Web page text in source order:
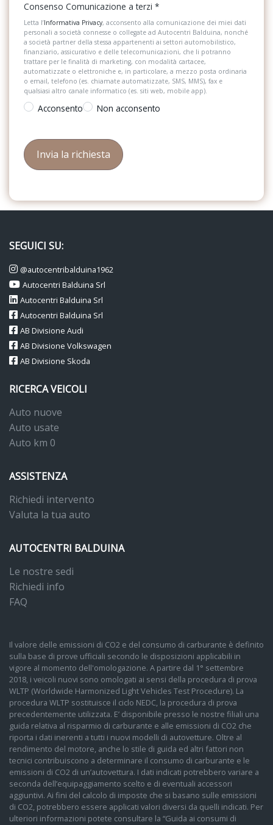
Consenso Comunicazione a terzi *
Letta l’Informativa Privacy, acconsento alla comunicazione dei miei dati
personali a società connesse o collegate ad Autocentri Balduina, nonché
a società partner della stessa appartenenti ai settori automobilistico,
finanziario, assicurativo e delle telecomunicazioni, che li potranno
trattare per le finalità di marketing, con modalità cartacee,
automatizzate o elettroniche e, in particolare, a mezzo posta ordinaria
o email, telefono (es. chiamate automatizzate, SMS, MMS), fax e
qualsiasi altro canale informatico (es. siti web, mobile app).
Acconsento Non acconsento
SEGUICI SU:
@autocentribalduina1962
Autocentri Balduina Srl
Autocentri Balduina Srl
Autocentri Balduina Srl
AB Divisione Audi
AB Divisione Volkswagen
AB Divisione Skoda
RICERCA VEICOLI
Auto nuove
Auto usate
Auto km 0
ASSISTENZA
Richiedi intervento
Valuta la tua auto
AUTOCENTRI BALDUINA
Le nostre sedi
Richiedi info
FAQ
Il valore delle emissioni di CO2 e del consumo di carburante è definito
sulla base di prove ufficiali secondo le disposizioni applicabili in
vigore al momento dell'omologazione. A partire dal 1° settembre
2018, i veicoli nuovi sono omologati ai sensi della procedura di prova
WLTP (Worldwide Harmonized Light Vehicles Test Procedure). La
procedura WLTP sostituisce il ciclo NEDC, la procedura di prova
precedentemente utilizzata. E’ disponibile presso le nostre filiali una
guida relativa al risparmio di carburante e alle emissioni di CO2 che
riporta i dati inerenti a tutti i nuovi modelli di autovetture. Oltre al
rendimento del motore, anche lo stile di guida ed altri fattori non
tecnici contribuiscono a determinare il consumo di carburante e le
emissioni di CO2 di un’autovettura. I dati indicati potrebbero variare a
seconda dell’equipaggiamento scelto e di eventuali accessori
aggiuntivi. Ai fini del calcolo di imposte che si basano sulle emissioni
di CO2, potrebbero essere applicati valori diversi da quelli indicati. Per
ulteriori informazioni potete consultare la “Guida ai consumi di